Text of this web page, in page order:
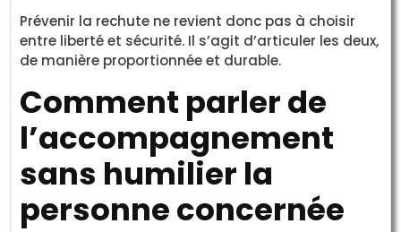
Prévenir la rechute ne revient donc pas à choisir
entre liberté et sécurité. Il s’agit d’articuler les deux,
de manière proportionnée et durable.
Comment parler de
l’accompagnement
sans humilier la
personne concernée